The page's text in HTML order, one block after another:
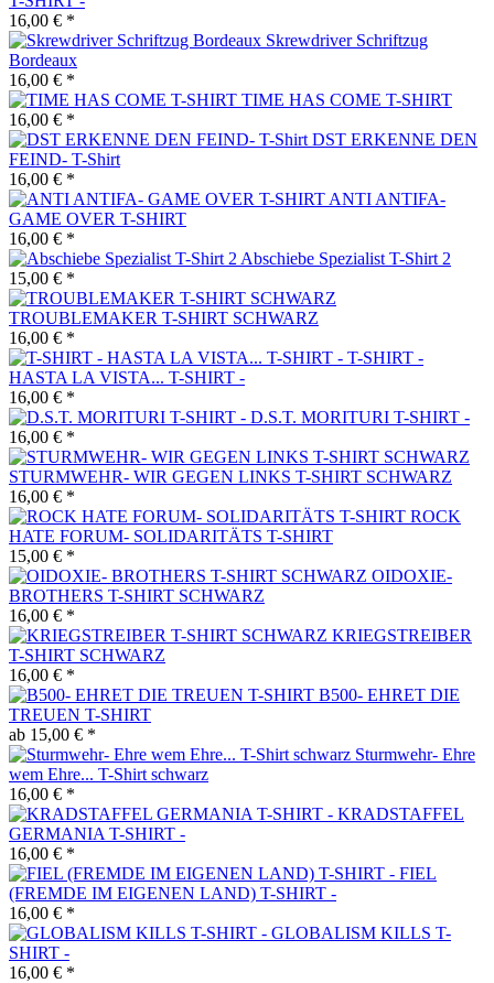
16,00 € *
Skrewdriver Schriftzug
Bordeaux
16,00 € *
TIME HAS COME T-SHIRT
16,00 € *
DST ERKENNE DEN
FEIND- T-Shirt
16,00 € *
ANTI ANTIFA-
GAME OVER T-SHIRT
16,00 € *
Abschiebe Spezialist T-Shirt 2
15,00 € *
TROUBLEMAKER T-SHIRT SCHWARZ
16,00 € *
T-SHIRT -
HASTA LA VISTA... T-SHIRT -
16,00 € *
D.S.T. MORITURI T-SHIRT -
16,00 € *
STURMWEHR- WIR GEGEN LINKS T-SHIRT SCHWARZ
16,00 € *
ROCK
HATE FORUM- SOLIDARITÄTS T-SHIRT
15,00 € *
OIDOXIE-
BROTHERS T-SHIRT SCHWARZ
16,00 € *
KRIEGSTREIBER
T-SHIRT SCHWARZ
16,00 € *
B500- EHRET DIE
TREUEN T-SHIRT
ab 15,00 € *
Sturmwehr- Ehre
wem Ehre... T-Shirt schwarz
16,00 € *
KRADSTAFFEL
GERMANIA T-SHIRT -
16,00 € *
FIEL
(FREMDE IM EIGENEN LAND) T-SHIRT -
16,00 € *
GLOBALISM KILLS T-
SHIRT -
16,00 € *